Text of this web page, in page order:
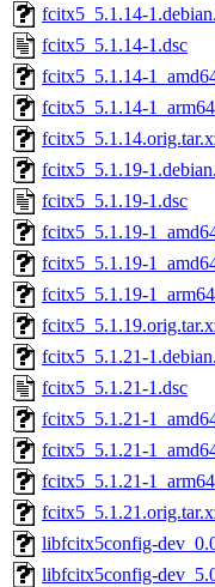
fcitx5_5.1.14-
fcitx5_5.1.14-1.dsc
fcitx5_5.1.14-
fcitx5_5.1.14-
fcitx5_5.1.19-
fcitx5_5.1.19-1.dsc
fcitx5_5.1.19-
fcitx5_5.1.19-
fcitx5_5.1.19-
fcitx5_5.1.21-
fcitx5_5.1.21-1.dsc
fcitx5_5.1.21-
fcitx5_5.1.21-
fcitx5_5.1.21-
libfcitx5config-
libfcitx5config-